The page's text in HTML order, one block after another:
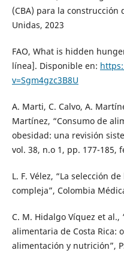
(CBA) para la construcción
Unidas, 2023
FAO, What is hidden
línea]. Disponible en:
v=Sgm4gzc3B8U
A. Marti, C. Calvo, A.
Martínez, “Consumo de
obesidad: una revisión
vol. 38, n.o 1, pp. 177-185,
L. F. Vélez, “La selección
compleja”, Colombia
C. M. Hidalgo Víquez et al.,
alimentaria de Costa Rica:
alimentación y nutrición”,